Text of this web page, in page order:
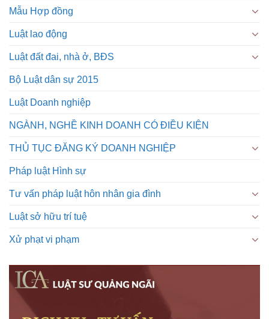
Mẫu Hợp đồng
Luật lao động
Luật đất đai, nhà ở, BĐS
Bộ Luật dân sự 2015
Luật Doanh nghiệp
NGÀNH, NGHỀ KINH DOANH CÓ ĐIỀU KIỆN
THỦ TỤC ĐĂNG KÝ DOANH NGHIỆP
Pháp luật Hình sự
Tư vấn pháp luật hôn nhân gia đình
Luật sở hữu trí tuệ
Xử phạt vi phạm